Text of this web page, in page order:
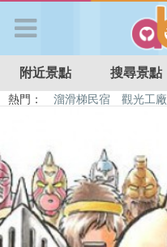
APP登入
搜尋景點
好康優惠
附近景點 搜尋景點
熱門： 溜滑梯民宿 觀光工廠